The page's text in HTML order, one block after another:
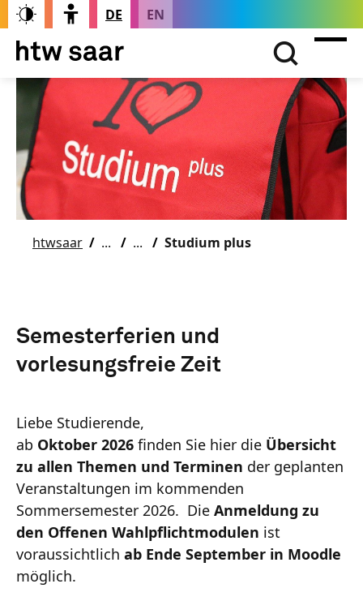
DE EN
htwsaar Studium plus
Semesterferien und
vorlesungsfreie Zeit
Liebe Studierende,
ab Oktober 2026 finden Sie hier die Übersicht
zu allen Themen und Terminen der geplanten
Veranstaltungen im kommenden
Sommersemester 2026. Die Anmeldung zu
den Offenen Wahlpflichtmodulen ist
voraussichtlich ab Ende September in Moodle
möglich.